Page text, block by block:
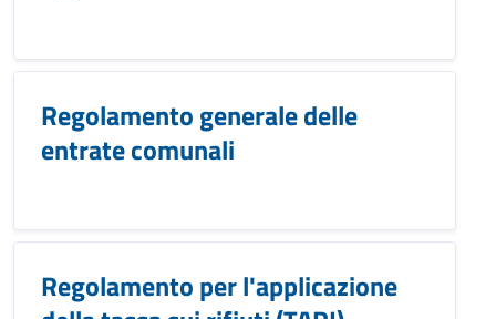
Regolamento generale delle
entrate comunali
Regolamento per l'applicazione